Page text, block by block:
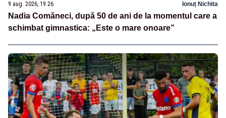
9 aug. 2026, 19:26 Ionuț Nichita
Nadia Comăneci, după 50 de ani de la momentul care a
schimbat gimnastica: „Este o mare onoare”